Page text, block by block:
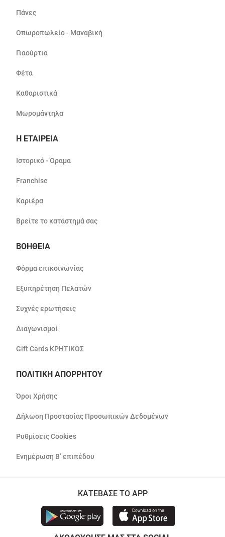
Πάνες
Οπωροπωλείο - Μαναβική
Γιαούρτια
Φέτα
Καθαριστικά
Μωρομάντηλα
Η ΕΤΑΙΡΕΙΑ
Ιστορικό - Όραμα
Franchise
Καριέρα
Βρείτε το κατάστημά σας
ΒΟΗΘΕΙΑ
Φόρμα επικοινωνίας
Εξυπηρέτηση Πελατών
Συχνές ερωτήσεις
Διαγωνισμοί
Gift Cards ΚΡΗΤΙΚΟΣ
ΠΟΛΙΤΙΚΗ ΑΠΟΡΡΗΤΟΥ
Όροι Χρήσης
Δήλωση Προστασίας Προσωπικών Δεδομένων
Ρυθμίσεις Cookies
Ενημέρωση Β’ επιπέδου
ΚΑΤΕΒΑΣΕ ΤΟ APP